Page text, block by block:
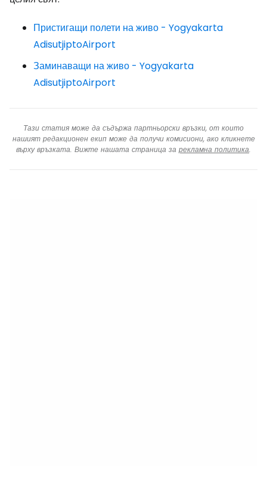
Пристигащи полети на живо - Yogyakarta
AdisutjiptoAirport
Заминаващи на живо - Yogyakarta
AdisutjiptoAirport
Тази статия може да съдържа партньорски връзки, от които
нашият редакционен екип може да получи комисиони, ако кликнете
върху връзката. Вижте нашата страница за рекламна политика.